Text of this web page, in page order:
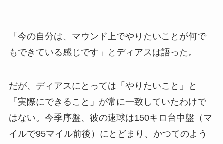
「今の自分は、マウンド上でやりたいことが何で
もできている感じです」とディアスは語った。
だが、ディアスにとっては「やりたいこと」と
「実際にできること」が常に一致していたわけで
はない。今季序盤、彼の速球は150キロ台中盤（マ
イルで95マイル前後）にとどまり、かつてのよう